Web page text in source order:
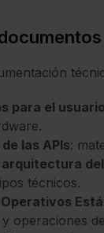
para el usuario
las APIs:
técnicos.
operaciones